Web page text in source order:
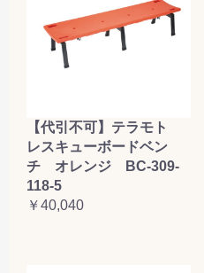
【代引不可】テラモト
レスキューボードベン
チ オレンジ BC-309-
118-5
￥40,040